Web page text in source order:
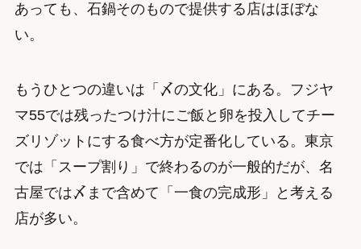
あっても、石鍋そのもので提供する店はほぼな
い。
もうひとつの違いは「〆の文化」にある。フジヤ
マ55では残ったつけ汁にご飯と卵を投入してチー
ズリゾットにする食べ方が定番化している。東京
では「スープ割り」で終わるのが一般的だが、名
古屋では〆まで含めて「一食の完成形」と考える
店が多い。